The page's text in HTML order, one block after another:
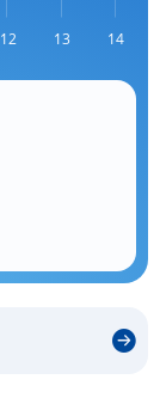
12 13 14